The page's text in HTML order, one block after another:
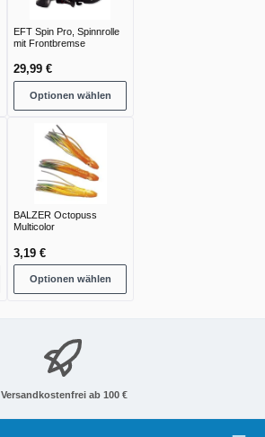
EFT Spin Pro, Spinnrolle
mit Frontbremse
29,99 €
Optionen wählen
BALZER Octopuss
Multicolor
3,19 €
Optionen wählen
Versandkostenfrei ab 100 €